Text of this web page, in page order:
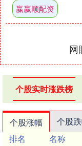
赢赢顺配资
网
个股实时涨跌榜
个股涨幅 个股
排名
名称